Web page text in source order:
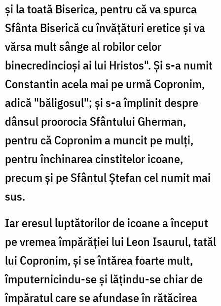
și la toată Biserica, pentru că va spurca
Sfânta Biserică cu învățături eretice și va
vărsa mult sânge al robilor celor
binecredincioși ai lui Hristos". Și s-a numit
Constantin acela mai pe urmă Copronim,
adică "băligosul"; și s-a împlinit despre
dânsul proorocia Sfântului Gherman,
pentru că Copronim a muncit pe mulți,
pentru închinarea cinstitelor icoane,
precum și pe Sfântul Ștefan cel numit mai
sus.
Iar eresul luptătorilor de icoane a început
pe vremea împărăției lui Leon Isaurul, tatăl
lui Copronim, și se întărea foarte mult,
împuternicindu-se și lățindu-se chiar de
împăratul care se afundase în rătăcirea